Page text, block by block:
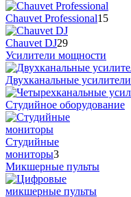
Chauvet Professional15
Chauvet DJ29
Усилители мощности
Двухканальные усилители
Студийное оборудование
Студийные
мониторы3
Микшерные пульты